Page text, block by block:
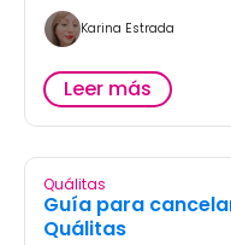
Karina Estrada
Leer más
Quálitas
Guía para
Quálitas